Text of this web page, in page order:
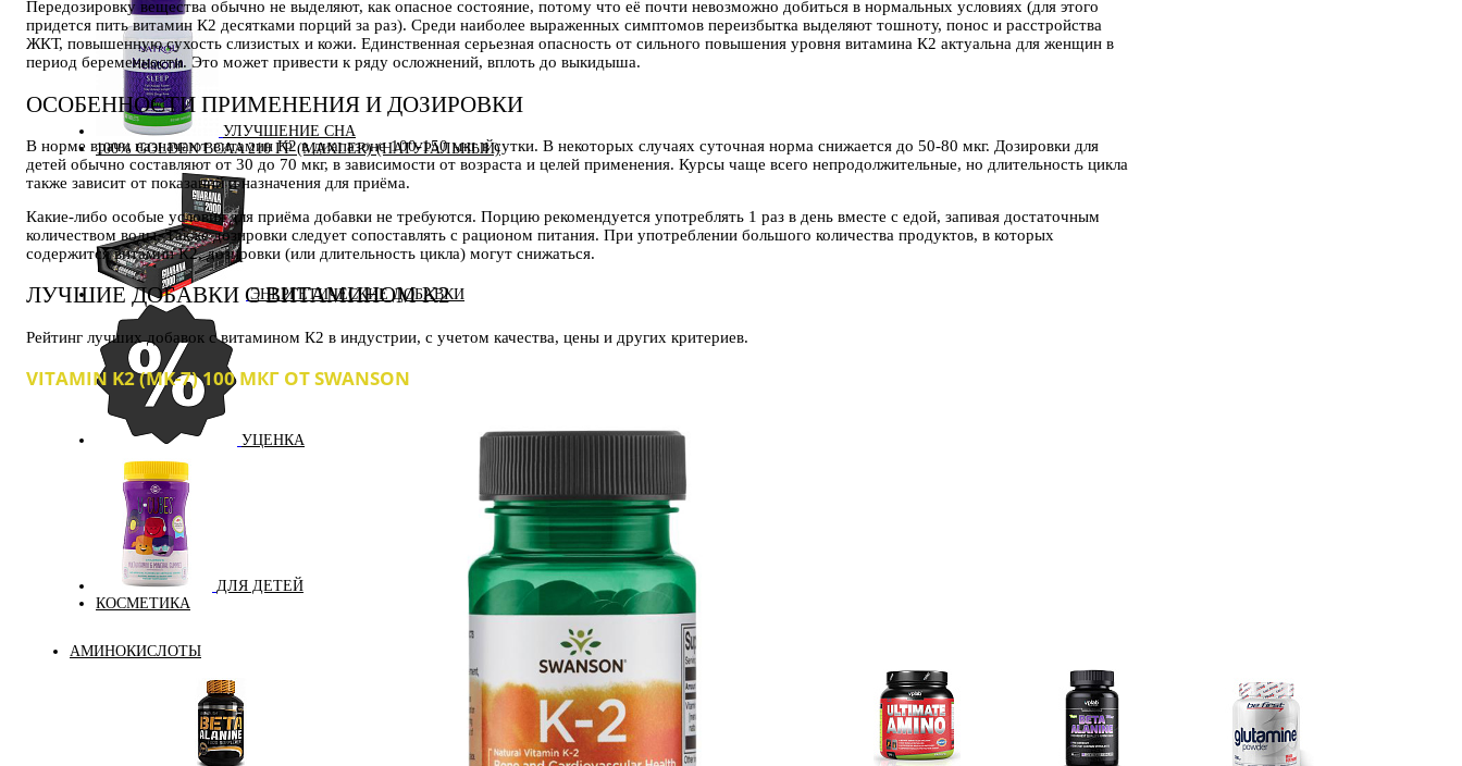
УЛУЧШЕНИЕ СНА
100% GOLDEN BCAA 210 ГР (MAXLER) (НАТУРАЛЬНЫЙ)
ЭНЕРГЕТИЧЕСКИЕ ДОБАВКИ
УЦЕНКА
ДЛЯ ДЕТЕЙ
КОСМЕТИКА
АМИНОКИСЛОТЫ
Передозировку вещества обычно не выделяют, как опасное состояние, потому что её почти невозможно добиться в нормальных условиях (для этого
придется пить витамин К2 десятками порций за раз). Среди наиболее выраженных симптомов переизбытка выделяют тошноту, понос и расстройства
ЖКТ, повышенную сухость слизистых и кожи. Единственная серьезная опасность от сильного повышения уровня витамина К2 актуальна для женщин в
период беременности. Это может привести к ряду осложнений, вплоть до выкидыша.
ОСОБЕННОСТИ ПРИМЕНЕНИЯ И ДОЗИРОВКИ
В норме врачи назначают витамин К2 в диапазоне 100-150 мкг в сутки. В некоторых случаях суточная норма снижается до 50-80 мкг. Дозировки для
детей обычно составляют от 30 до 70 мкг, в зависимости от возраста и целей применения. Курсы чаще всего непродолжительные, но длительность цикла
также зависит от показаний и назначения для приёма.
Какие-либо особые условия для приёма добавки не требуются. Порцию рекомендуется употреблять 1 раз в день вместе с едой, запивая достаточным
количеством воды. Также дозировки следует сопоставлять с рационом питания. При употреблении большого количества продуктов, в которых
содержится витамин К2, дозировки (или длительность цикла) могут снижаться.
ЛУЧШИЕ ДОБАВКИ С ВИТАМИНОМ K2
Рейтинг лучших добавок с витамином К2 в индустрии, с учетом качества, цены и других критериев.
VITAMIN K2 (MK-7) 100 МКГ ОТ SWANSON